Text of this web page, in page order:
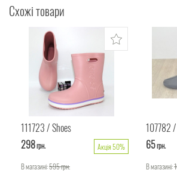
Схожі товари
111723 Shoes
298грн.
Акція 50%
В магазині:595грн.
107782
65грн.
В магазині: